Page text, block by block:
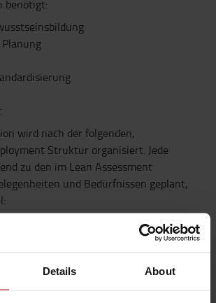
Details About
benötigt:
wird nach der folgenden,
Struktur organisiert. Jede
zu den im Lean Assessment
und Bedürfnissen geplant,
zu Werksbesichtigungen an unseren
Assessment sind im
inkludiert